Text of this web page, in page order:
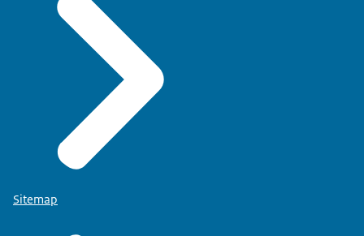
Sitemap